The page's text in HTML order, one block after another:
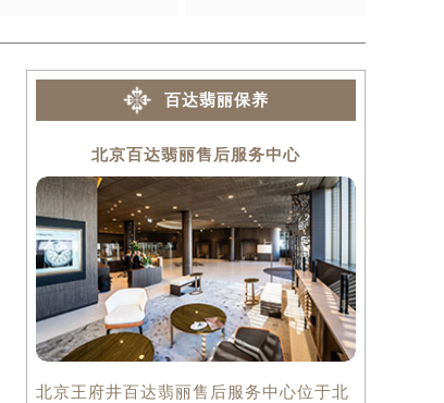
百达翡丽保养
北京百达翡丽售后服务中心
北京王府井百达翡丽售后服务中心位于北